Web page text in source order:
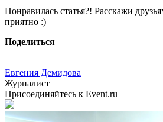
Понравилась статья?! Расскажи
приятно :)
Поделиться
Евгения Демидова
Журналист
Присоединяйтесь к Event.ru